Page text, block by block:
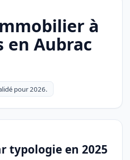
à
en Aubrac
pour 2026.
typologie en 2025